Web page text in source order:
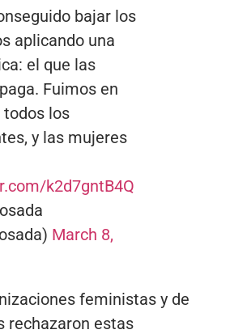
bajar los
aplicando una
el que las
Fuimos en
todos los
y las mujeres
k2d7gntB4Q
March 8,
feministas y de
rechazaron estas